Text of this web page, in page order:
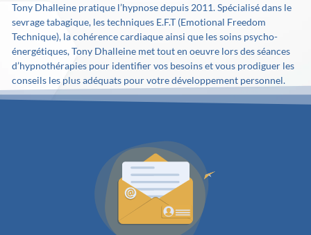
Tony Dhalleine pratique l’hypnose depuis 2011. Spécialisé dans le
sevrage tabagique, les techniques E.F.T (Emotional Freedom
Technique), la cohérence cardiaque ainsi que les soins psycho-
énergétiques, Tony Dhalleine met tout en oeuvre lors des séances
d’hypnothérapies pour identifier vos besoins et vous prodiguer les
conseils les plus adéquats pour votre développement personnel.